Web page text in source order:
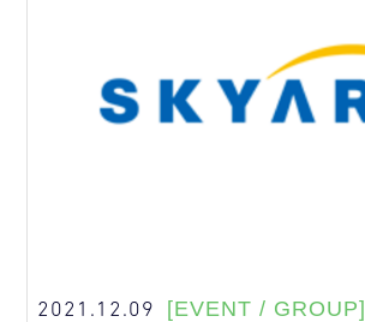
2021.12.09 [EVENT / GROUP]